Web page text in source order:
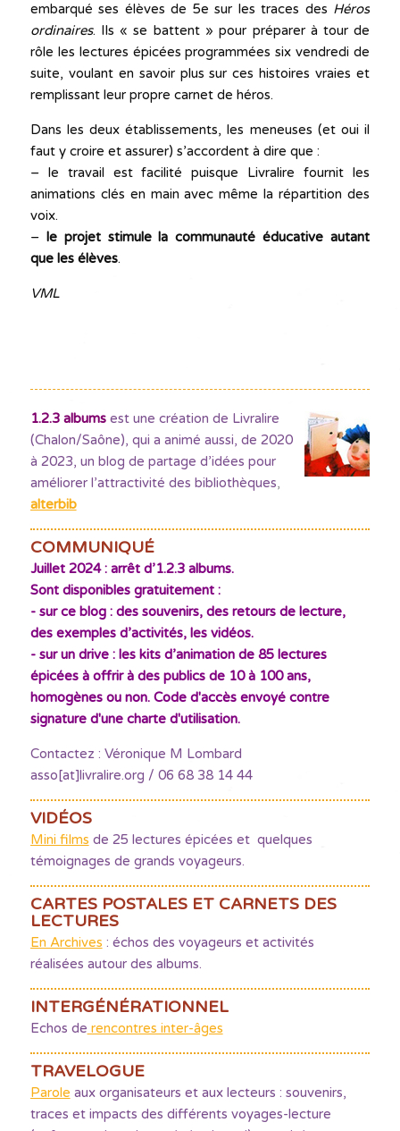
embarqué ses élèves de 5e sur les traces des Héros
ordinaires. Ils « se battent » pour préparer à tour de
rôle les lectures épicées programmées six vendredi de
suite, voulant en savoir plus sur ces histoires vraies et
remplissant leur propre carnet de héros.
Dans les deux établissements, les meneuses (et oui il
faut y croire et assurer) s’accordent à dire que :
– le travail est facilité puisque Livralire fournit les
animations clés en main avec même la répartition des
voix.
– le projet stimule la communauté éducative autant
que les élèves.
VML
1.2.3 albumsest une création de Livralire
(Chalon/Saône), qui a animé aussi, de 2020
à 2023, un blog de partage d’idées pour
améliorer l’attractivité des bibliothèques,
alterbib
COMMUNIQUÉ
Juillet 2024 : arrêt d’1.2.3 albums.
Sont disponibles gratuitement :
- sur ce blog : des souvenirs, des retours de lecture,
des exemples d’activités, les vidéos.
- sur un drive : les kits d’animation de 85 lectures
épicées à offrir à des publics de 10 à 100 ans,
homogènes ou non. Code d'accès envoyé contre
signature d'une charte d'utilisation.
Contactez : Véronique M Lombard
asso[at]livralire.org / 06 68 38 14 44
VIDÉOS
Mini films de 25 lectures épicées et quelques
témoignages de grands voyageurs.
CARTES POSTALES ET CARNETS DES
LECTURES
En Archives : échos des voyageurs et activités
réalisées autour des albums.
INTERGÉNÉRATIONNEL
Echos de rencontres inter-âges
TRAVELOGUE
Parole aux organisateurs et aux lecteurs : souvenirs,
traces et impacts des différents voyages-lecture